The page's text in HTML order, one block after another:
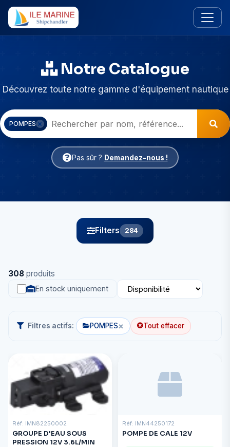
Notre Catalogue
Découvrez toute notre gamme d'équipement nautique
POMPES
Pas sûr ? Demandez-nous !
Filters 284
308 produits
En stock uniquement
Filtres actifs: POMPES× Tout effacer
Réf: IMN82250002
GROUPE D'EAU SOUS
PRESSION 12V 3.6L/MIN
Réf: IMN44250172
POMPE DE CALE 12V